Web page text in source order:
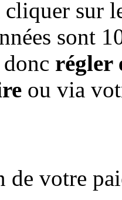
sur
sont
régler
ou via
de votre